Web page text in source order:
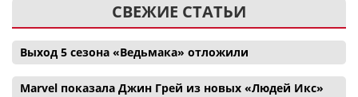
СВЕЖИЕ СТАТЬИ
Выход 5 сезона «Ведьмака» отложили
Marvel показала Джин Грей из новых «Людей Икс»